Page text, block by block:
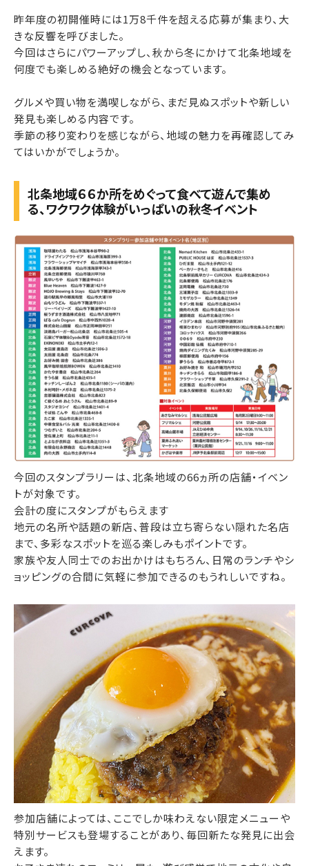
昨年度の初開催時には1万8千件を超える応募が集まり、大
きな反響を呼びました。
今回はさらにパワーアップし、秋から冬にかけて北条地域を
何度でも楽しめる絶好の機会となっています。
グルメや買い物を満喫しながら、まだ見ぬスポットや新しい
発見も楽しめる内容です。
季節の移り変わりを感じながら、地域の魅力を再確認してみ
てはいかがでしょうか。
北条地域６６か所をめぐって食べて遊んで集め
る、ワクワク体験がいっぱいの秋冬イベント
今回のスタンプラリーは、北条地域の66ヵ所の店舗・イベン
トが対象です。
会計の度にスタンプがもらえます
地元の名所や話題の新店、普段は立ち寄らない隠れた名店
まで、多彩なスポットを巡る楽しみもポイントです。
家族や友人同士でのお出かけはもちろん、日常のランチやシ
ョッピングの合間に気軽に参加できるのもうれしいですね。
参加店舗によっては、ここでしか味わえない限定メニューや
特別サービスも登場することがあり、毎回新たな発見に出会
えます。